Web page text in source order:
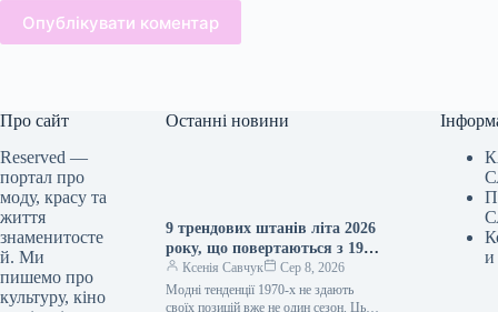
Опублікувати коментар
Про сайт
Reserved —
портал про
моду, красу та
життя
знаменитосте
й. Ми
пишемо про
культуру, кіно
Останні новини
9 трендових штанів літа 2026
року, що повертаються з 1970-
х
Ксенія Савчук
Сер 8, 2026
Модні тенденції 1970-х не здають
своїх позицій вже не один сезон. Цього
и